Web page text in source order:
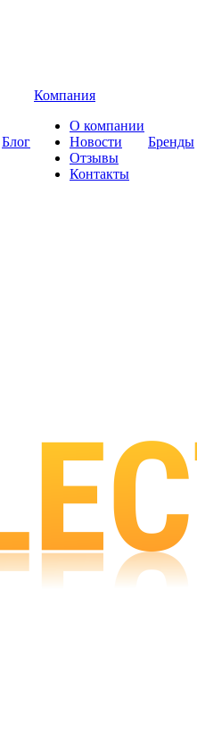
Блог
Компания
О компании
Новости
Отзывы
Контакты
Бренды